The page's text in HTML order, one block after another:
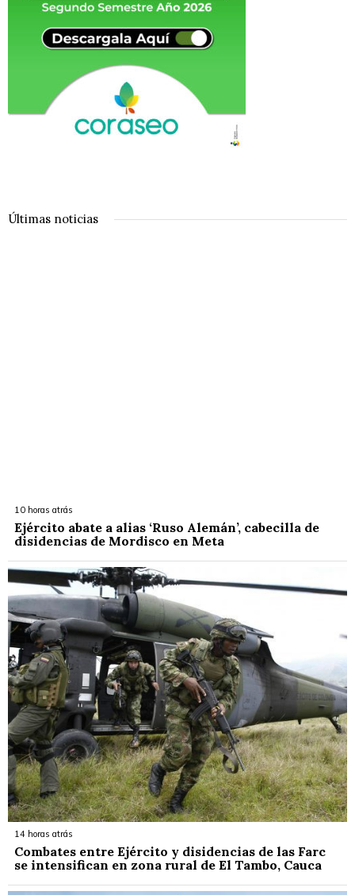
Últimas noticias
10 horas atrás
Ejército abate a alias ‘Ruso Alemán’, cabecilla de
disidencias de Mordisco en Meta
14 horas atrás
Combates entre Ejército y disidencias de las Farc
se intensifican en zona rural de El Tambo, Cauca